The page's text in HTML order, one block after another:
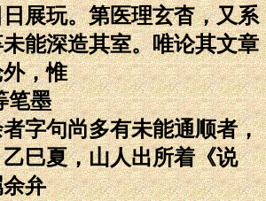
展玩。第医理玄杳，又系
能深造其室。唯论其文章
，惟
笔墨
字句尚多有未能通顺者，
巳夏，山人出所着《说
弁